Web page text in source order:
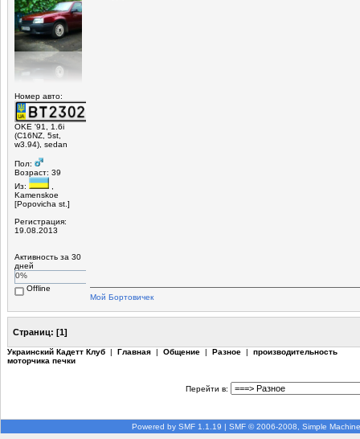
Номер авто:
OKE '91, 1.6i
(C16NZ, 5st,
w3.94), sedan
Пол:
Возраст: 39
Из:
,
Kamenskoe
[Popovicha st.]
Регистрация:
19.08.2013
Активность за 30
дней
0%
Offline
Мой Бортовичек
Страниц: [1]
Украинский Кадетт Клуб | Главная | Общение | Разное | производительность
моторчика печки
Перейти в:
Powered by SMF 1.1.19 | SMF © 2006-2008, Simple